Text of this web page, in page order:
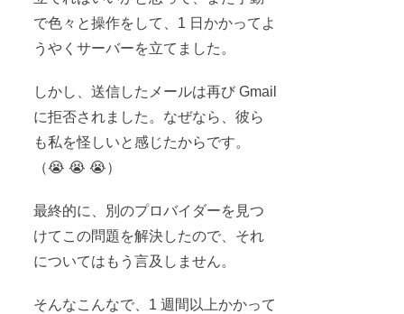
で色々と操作をして、1 日かかってよ
うやくサーバーを立てました。
しかし、送信したメールは再び Gmail
に拒否されました。なぜなら、彼ら
も私を怪しいと感じたからです。
（😭 😭 😭）
最終的に、別のプロバイダーを見つ
けてこの問題を解決したので、それ
についてはもう言及しません。
そんなこんなで、1 週間以上かかって